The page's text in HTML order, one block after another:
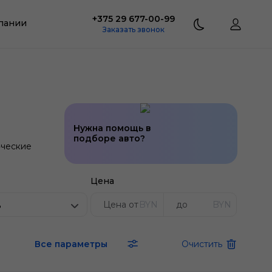
+375 29 677-00-99
Заказать звонок
Нужна помощь в
подборе авто?
Цена
BYN BYN
Все параметры Очистить